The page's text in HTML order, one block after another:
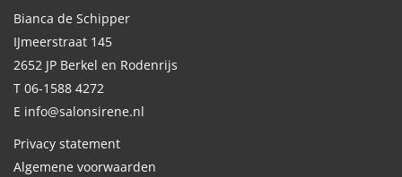
Bianca de Schipper
IJmeerstraat 145
2652 JP Berkel en Rodenrijs
T 06-1588 4272
E info@salonsirene.nl
Privacy statement
Algemene voorwaarden